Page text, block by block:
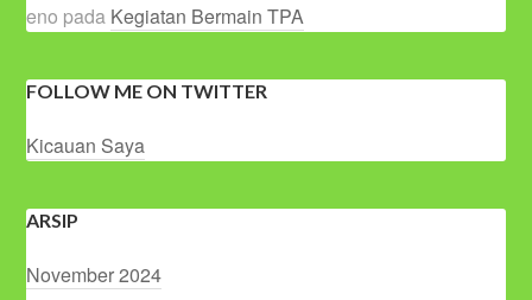
eno pada Kegiatan Bermain TPA
FOLLOW ME ON TWITTER
Kicauan Saya
ARSIP
November 2024